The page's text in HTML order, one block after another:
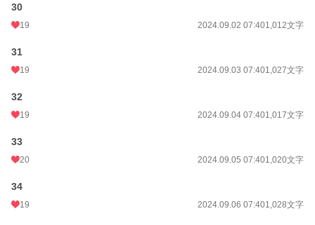
30
19 2024.09.02 07:401,012文字
31
19 2024.09.03 07:401,027文字
32
19 2024.09.04 07:401,017文字
33
20 2024.09.05 07:401,020文字
34
19 2024.09.06 07:401,028文字